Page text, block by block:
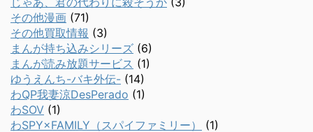
その他漫画 (71)
その他買取情報 (3)
まんが持ち込みシリーズ (6)
まんが読み放題サービス (1)
ゆうえんち-バキ外伝- (14)
わQP我妻涼DesPerado (1)
わSOV (1)
わSPY×FAMILY（スパイファミリー）
(1)